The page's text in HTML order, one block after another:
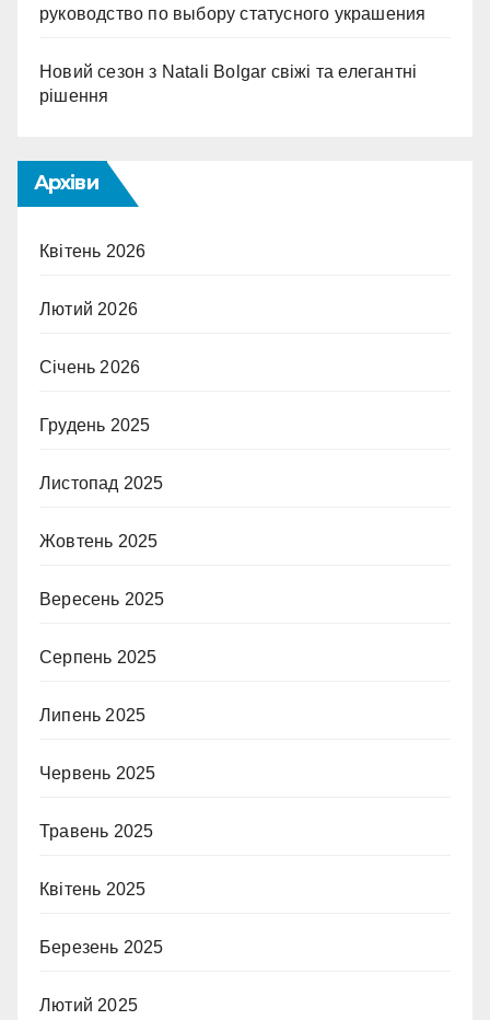
руководство по выбору статусного украшения
Новий сезон з Natali Bolgar свіжі та елегантні
рішення
Архіви
Квітень 2026
Лютий 2026
Січень 2026
Грудень 2025
Листопад 2025
Жовтень 2025
Вересень 2025
Серпень 2025
Липень 2025
Червень 2025
Травень 2025
Квітень 2025
Березень 2025
Лютий 2025